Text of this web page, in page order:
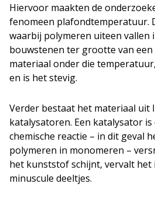
Hiervoor maakten de
fenomeen plafondtemperatuur.
waarbij polymeren uiteen vallen
bouwstenen ter grootte van
materiaal onder die
en is het stevig.
Verder bestaat het materiaal uit
katalysatoren. Een katalysator is
chemische reactie – in dit geval
polymeren in monomeren –
het kunststof schijnt, vervalt
minuscule deeltjes.